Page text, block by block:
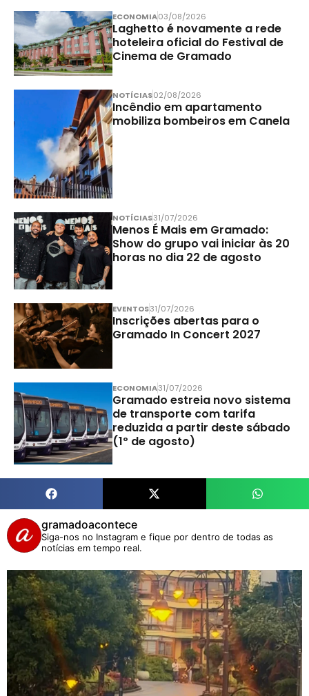
ECONOMIA03/08/2026
Laghetto é novamente a rede
hoteleira oficial do Festival de
Cinema de Gramado
NOTÍCIAS02/08/2026
Incêndio em apartamento
mobiliza bombeiros em Canela
NOTÍCIAS31/07/2026
Menos É Mais em Gramado:
Show do grupo vai iniciar às 20
horas no dia 22 de agosto
EVENTOS31/07/2026
Inscrições abertas para o
Gramado In Concert 2027
ECONOMIA31/07/2026
Gramado estreia novo sistema
de transporte com tarifa
reduzida a partir deste sábado
(1º de agosto)
gramadoacontece
Siga-nos no Instagram e fique por dentro de todas as
notícias em tempo real.